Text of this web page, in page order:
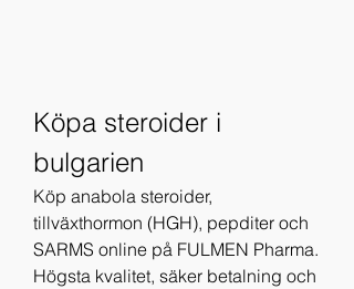
Köpa steroider i
bulgarien
Köp anabola steroider,
tillväxthormon (HGH), pepditer och
SARMS online på FULMEN Pharma.
Högsta kvalitet, säker betalning och